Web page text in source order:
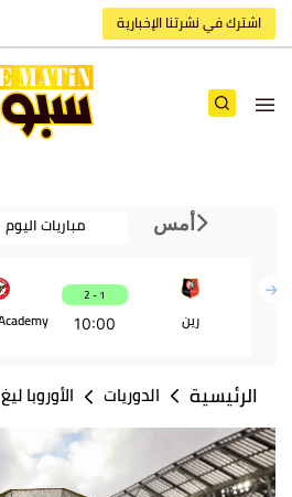
اشترك في نشرتنا الإخبارية
أمس مباريات اليوم
رين
1 - 2
10:00
الرئيسية الدوريات الأوروبا ليغ